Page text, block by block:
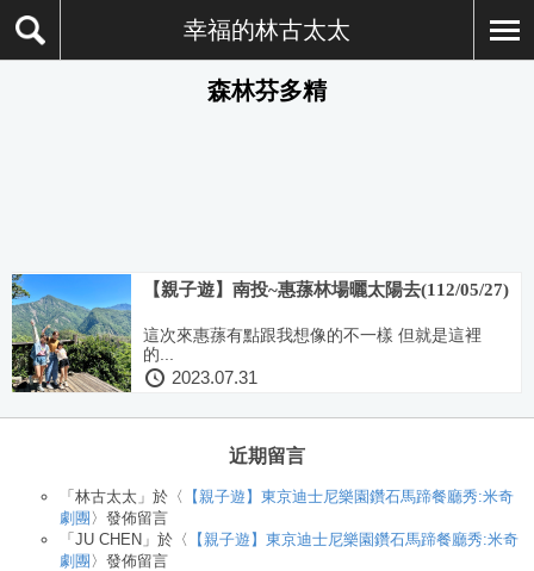
幸福的林古太太
森林芬多精
【親子遊】南投~惠蓀林場曬太陽去(112/05/27)
這次來惠蓀有點跟我想像的不一樣 但就是這裡
的...
2023.07.31
近期留言
「 林古太太 」於〈
【親子遊】東京迪士尼樂園鑽石馬蹄餐廳秀:米奇
劇團 〉發佈留言
「 JU CHEN 」於〈
【親子遊】東京迪士尼樂園鑽石馬蹄餐廳秀:米奇
劇團 〉發佈留言